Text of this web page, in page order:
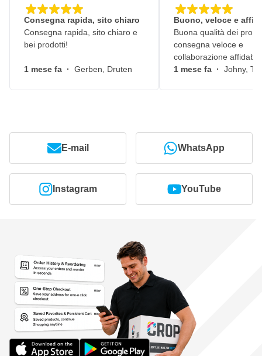
Consegna rapida, sito chiaro
Consegna rapida, sito chiaro e
bei prodotti!
1 mese fa · Gerben, Druten
Buono, veloce e
Buona qualità dei
consegna veloce e
collaborazione
1 mese fa · Johny,
E-mail WhatsApp
Instagram YouTube